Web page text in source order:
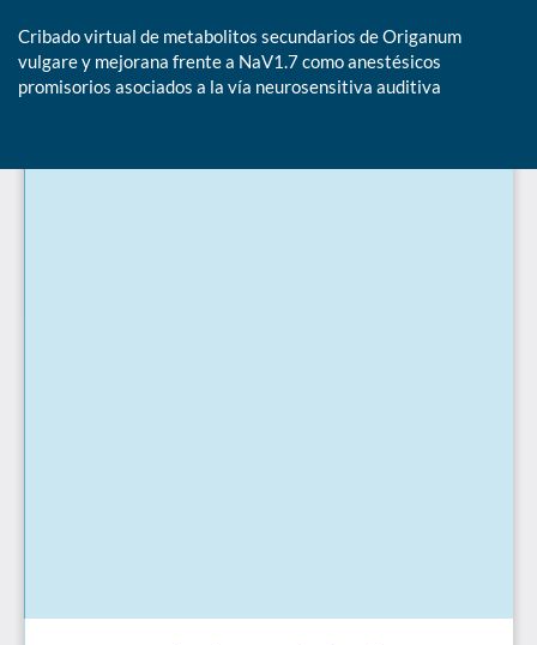
Cribado virtual de metabolitos secundarios de Origanum
vulgare y mejorana frente a NaV1.7 como anestésicos
promisorios asociados a la vía neurosensitiva auditiva